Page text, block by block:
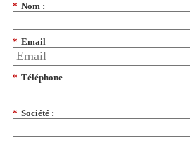
* Nom :
* Email
* Téléphone
* Société :